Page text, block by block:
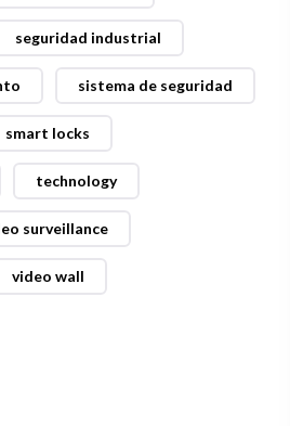
seguridad industrial
sistema de seguridad
smart locks
technology
surveillance
video wall